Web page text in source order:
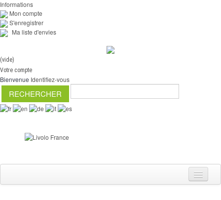
Informations
Mon compte
S'enregistrer
Ma liste d'envies
(vide)
Votre compte
Bienvenue Identifiez-vous